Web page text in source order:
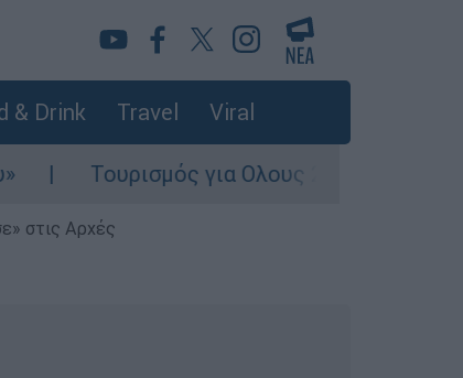
& Drink Travel Viral
για Ολους 2026-2027: Τα SOS για
στις Αρχές